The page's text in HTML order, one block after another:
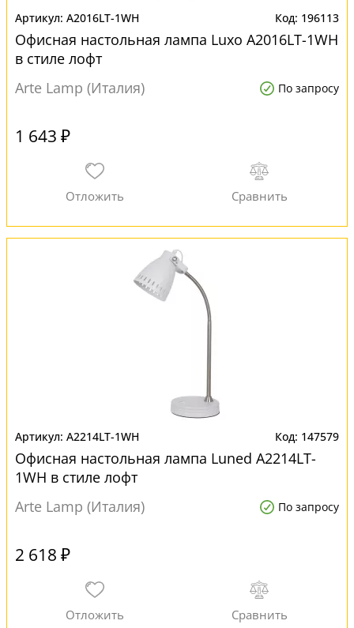
A2016LT-1WH 196113
Офисная настольная лампа Luxo A2016LT-1WH
в стиле лофт
Arte Lamp (Италия)
По запросу
1 643 ₽
A2214LT-1WH 147579
Офисная настольная лампа Luned A2214LT-
1WH в стиле лофт
Arte Lamp (Италия)
По запросу
2 618 ₽